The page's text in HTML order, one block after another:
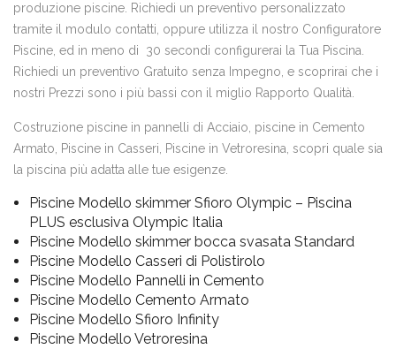
produzione piscine. Richiedi un preventivo personalizzato
tramite il modulo contatti, oppure utilizza il nostro Configuratore
Piscine, ed in meno di 30 secondi configurerai la Tua Piscina.
Richiedi un preventivo Gratuito senza Impegno, e scoprirai che i
nostri Prezzi sono i più bassi con il miglio Rapporto Qualità.
Costruzione piscine in pannelli di Acciaio, piscine in Cemento
Armato, Piscine in Casseri, Piscine in Vetroresina, scopri quale sia
la piscina più adatta alle tue esigenze.
Piscine Modello skimmer Sfioro Olympic – Piscina
PLUS esclusiva Olympic Italia
Piscine Modello skimmer bocca svasata Standard
Piscine Modello Casseri di Polistirolo
Piscine Modello Pannelli in Cemento
Piscine Modello Cemento Armato
Piscine Modello Sfioro Infinity
Piscine Modello Vetroresina